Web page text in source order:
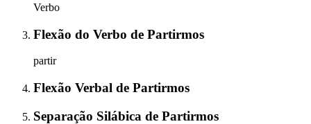
Verbo
Flexão do Verbo de Partirmos
partir
Flexão Verbal de Partirmos
Separação Silábica de Partirmos